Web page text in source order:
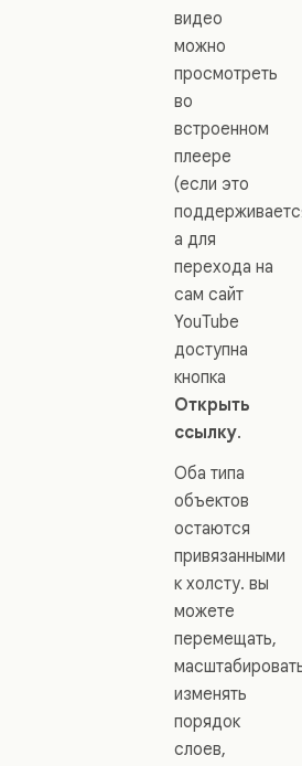
видео
можно
просмотреть
во
встроенном
плеере
(если это
а для
перехода на
сам сайт
YouTube
доступна
кнопка
Открыть
ссылку.
Оба типа
объектов
остаются
привязанными
к холсту. вы
можете
перемещать,
изменять
порядок
слоев,